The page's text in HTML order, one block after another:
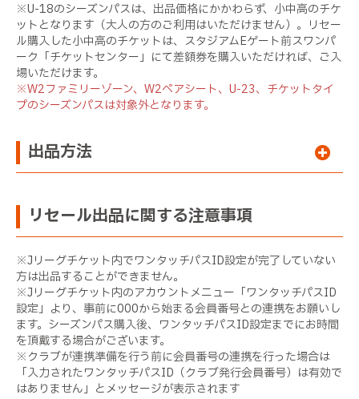
※U-18のシーズンパスは、出品価格にかかわらず、小中高のチケ
ットとなります（大人の方のご利用はいただけません）。リセー
ル購入した小中高のチケットは、スタジアムEゲート前スワンパ
ーク「チケットセンター」にて差額券を購入いただければ、ご入
場いただけます。
※W2ファミリーゾーン、W2ペアシート、U-23、チケットタイ
プのシーズンパスは対象外となります。
出品方法
リセール出品に関する注意事項
※Jリーグチケット内でワンタッチパスID設定が完了していない
方は出品することができません。
※Jリーグチケット内のアカウントメニュー「ワンタッチパスID
設定」より、事前に000から始まる会員番号との連携をお願いし
ます。シーズンパス購入後、ワンタッチパスID設定までにお時間
を頂戴する場合がございます。
※クラブが連携準備を行う前に会員番号の連携を行った場合は
「入力されたワンタッチパスID（クラブ発行会員番号）は有効で
はありません」とメッセージが表示されます